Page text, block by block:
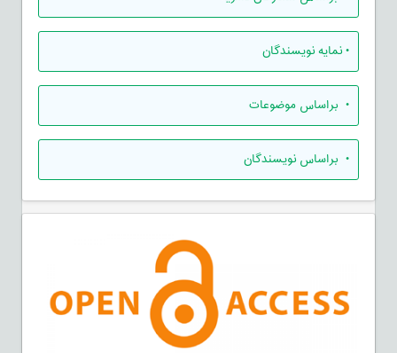
•نمایه نویسندگان
• براساس موضوعات
• براساس نویسندگان